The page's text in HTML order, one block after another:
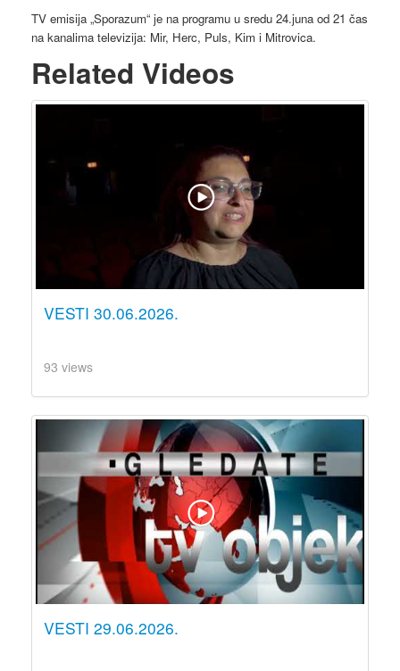
TV emisija „Sporazum“ je na programu u sredu 24.juna od 21 čas
na kanalima televizija: Mir, Herc, Puls, Kim i Mitrovica.
Related Videos
VESTI 30.06.2026.
93 views
VESTI 29.06.2026.